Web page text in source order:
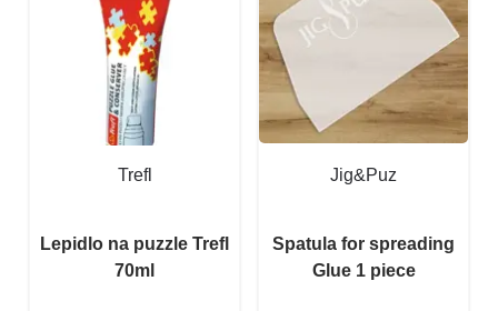
Trefl
Lepidlo na puzzle Trefl
70ml
Jig&Puz
Spatula for spreading
Glue 1 piece